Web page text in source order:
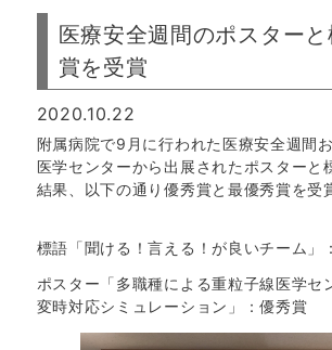
医療安全週間のポスター
賞を受賞
2020.10.22
附属病院で9月に行われた医療安全週間
医学センターから出展されたポスターと
結果、以下の通り優秀賞と最優秀賞を受
標語「聞ける！言える！が良いチーム」
ポスター「多職種による重粒子線医学セ
変時対応シミュレーション」：優秀賞